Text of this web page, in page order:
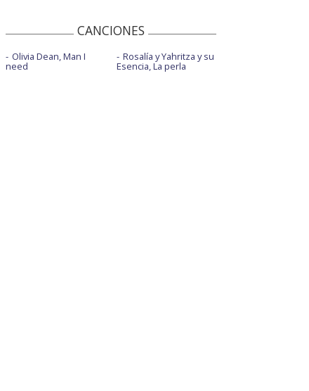
CANCIONES
Olivia Dean, Man I
need
Rosalía y Yahritza y su
Esencia, La perla